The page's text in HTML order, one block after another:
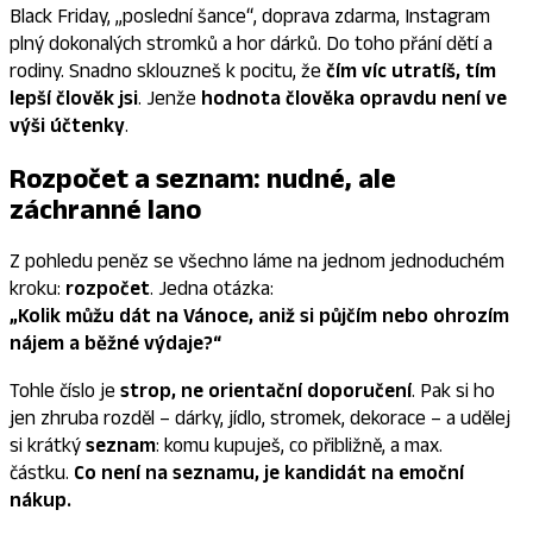
Black Friday, „poslední šance“, doprava zdarma, Instagram
plný dokonalých stromků a hor dárků. Do toho přání dětí a
rodiny. Snadno sklouzneš k pocitu, že čím víc utratíš, tím
lepší člověk jsi . Jenže hodnota člověka opravdu není ve
výši účtenky
Rozpočet a seznam: nudné, ale
záchranné lano
Z pohledu peněz se všechno láme na jednom jednoduchém
kroku: rozpočet. Jedna otázka:
„Kolik můžu dát na Vánoce, aniž si půjčím nebo ohrozím
nájem a běžné výdaje?“
Tohle číslo je strop, ne orientační doporučení. Pak si ho
jen zhruba rozděl – dárky, jídlo, stromek, dekorace – a udělej
si krátký seznam: komu kupuješ, co přibližně, a max.
částku. Co není na seznamu, je kandidát na emoční
nákup.